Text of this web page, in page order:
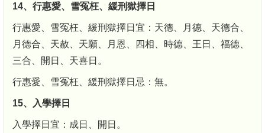
14、行惠愛、雪冤枉、緩刑獄擇日
行惠愛、雪冤枉、緩刑獄擇日宜：天德、月德、天德合、
月德合、天赦、天願、月恩、四相、時德、王日、福德、
三合、開日、天喜日。
行惠愛、雪冤枉、緩刑獄擇日忌：無。
15、入學擇日
入學擇日宜：成日、開日。